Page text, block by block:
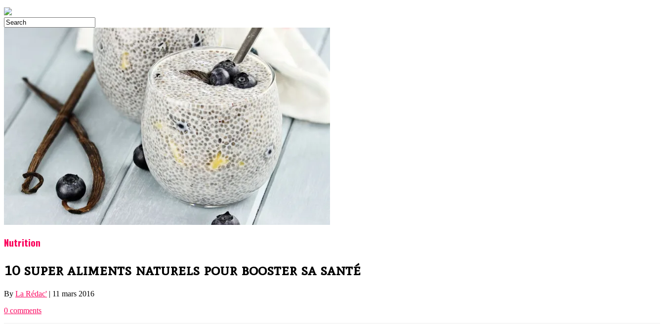
Nutrition
10 super aliments naturels pour booster sa santé
By La Rédac' | 11 mars 2016
0 comments